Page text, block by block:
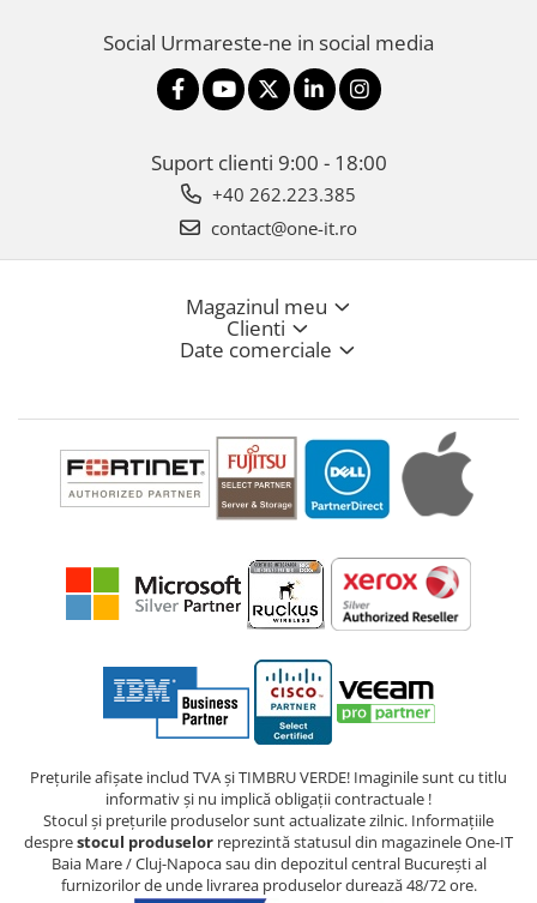
Social Urmareste-ne in social media
Suport clienti 9:00 - 18:00
+40 262.223.385
contact@one-it.ro
Magazinul meu
Clienti
Date comerciale
Prețurile afișate includ TVA și TIMBRU VERDE! Imaginile sunt cu titlu
informativ și nu implică obligații contractuale !
Stocul și prețurile produselor sunt actualizate zilnic. Informațiile
desprestocul produselor reprezintă statusul din magazinele One-IT
Baia Mare / Cluj-Napoca sau din depozitul central București al
furnizorilor de unde livrarea produselor durează 48/72 ore.